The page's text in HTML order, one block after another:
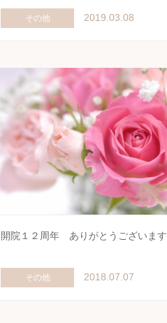
その他 2019.03.08
開院１２周年 ありがとうございます
その他 2018.07.07